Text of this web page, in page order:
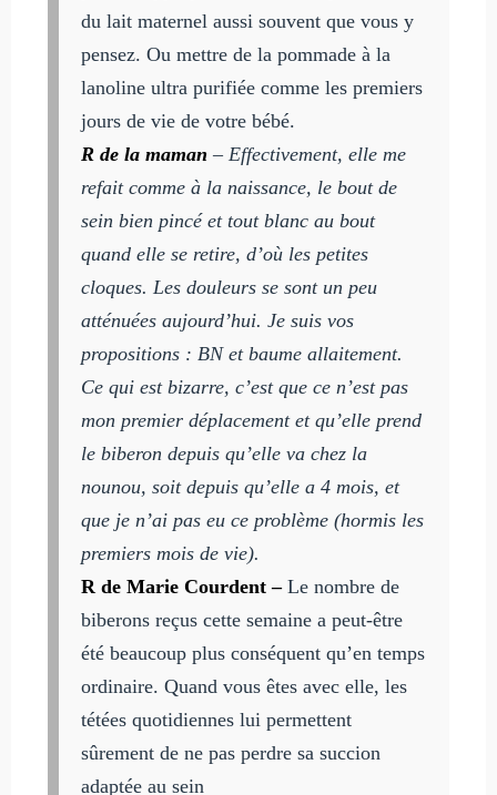
du lait maternel aussi souvent que vous y
pensez. Ou mettre de la pommade à la
lanoline ultra purifiée comme les premiers
jours de vie de votre bébé.
R de la maman– Effectivement, elle me
refait comme à la naissance, le bout de
sein bien pincé et tout blanc au bout
quand elle se retire, d’où les petites
cloques. Les douleurs se sont un peu
atténuées aujourd’hui. Je suis vos
propositions : BN et baume allaitement.
Ce qui est bizarre, c’est que ce n’est pas
mon premier déplacement et qu’elle prend
le biberon depuis qu’elle va chez la
nounou, soit depuis qu’elle a 4 mois, et
que je n’ai pas eu ce problème (hormis les
premiers mois de vie).
R de Marie Courdent –Le nombre de
biberons reçus cette semaine a peut-être
été beaucoup plus conséquent qu’en temps
ordinaire. Quand vous êtes avec elle, les
tétées quotidiennes lui permettent
sûrement de ne pas perdre sa succion
adaptée au sein